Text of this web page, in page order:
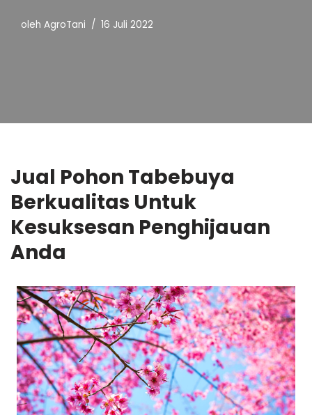
oleh AgroTani 16 Juli 2022
Jual Pohon Tabebuya
Berkualitas Untuk
Kesuksesan Penghijauan
Anda